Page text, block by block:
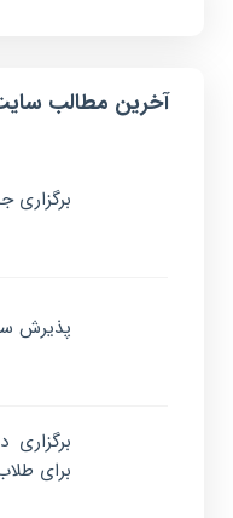
آخرین مطالب
برگزاری
پذیرش سال
برای